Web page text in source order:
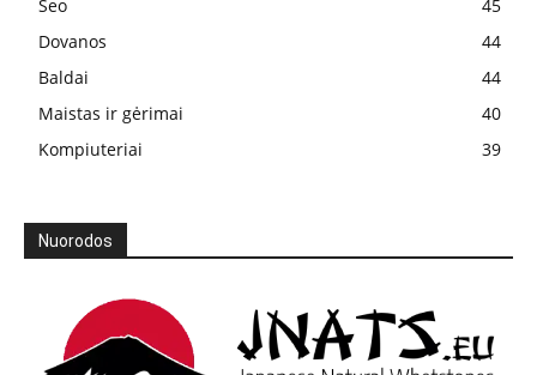
Seo
45
Dovanos
44
Baldai
44
Maistas ir gėrimai
40
Kompiuteriai
39
Nuorodos